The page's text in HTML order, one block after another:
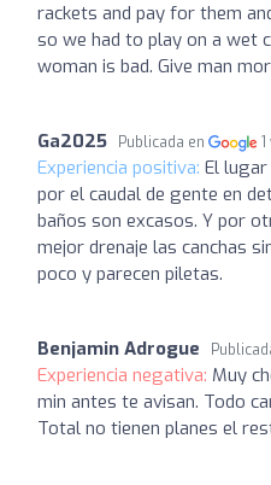
rackets and pay for them
so we had to play on a wet
woman is bad. Give man
Ga2025 Publicada en
Experiencia positiva: El
por el caudal de gente en
baños son excasos. Y por
mejor drenaje las canchas
poco y parecen piletas.
Benjamin Adrogue
Experiencia negativa: Muy
min antes te avisan. Todo
Total no tienen planes el